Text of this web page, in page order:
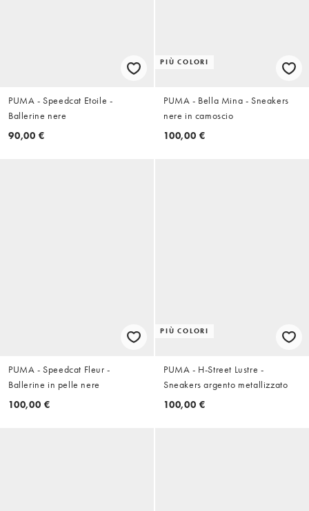
PUMA - Speedcat Etoile -
Ballerine nere
90,00 €
PIÙ COLORI
PUMA - Bella Mina - Sneakers
nere in camoscio
100,00 €
PUMA - Speedcat Fleur -
Ballerine in pelle nere
100,00 €
PIÙ COLORI
PUMA - H-Street Lustre -
Sneakers argento metallizzato
100,00 €